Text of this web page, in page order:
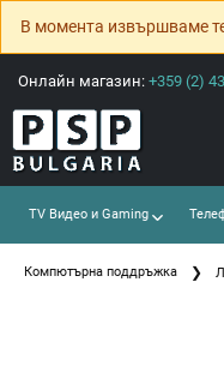
В момента извършваме
Онлайн магазин: +359 (2)
TV Видео и Gaming
Компютърна поддръжка